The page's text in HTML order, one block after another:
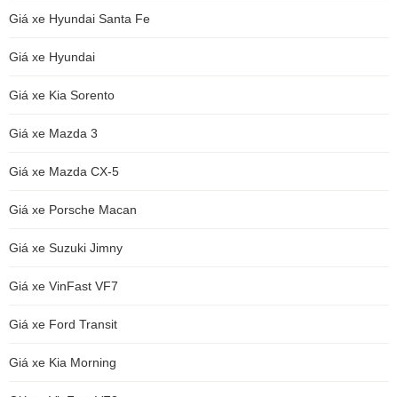
Giá xe Hyundai Santa Fe
Giá xe Hyundai
Giá xe Kia Sorento
Giá xe Mazda 3
Giá xe Mazda CX-5
Giá xe Porsche Macan
Giá xe Suzuki Jimny
Giá xe VinFast VF7
Giá xe Ford Transit
Giá xe Kia Morning